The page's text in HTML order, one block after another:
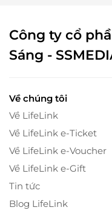
Công ty cổ
Sáng -
Về chúng tôi
Về LifeLink
Về LifeLink e-Ticket
Về LifeLink e-Voucher
Về LifeLink e-Gift
Tin tức
Blog LifeLink